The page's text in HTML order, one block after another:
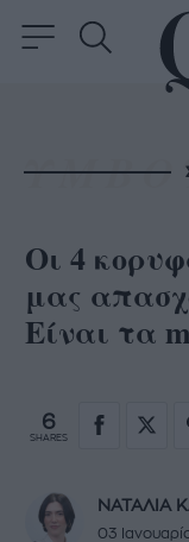
Οι 4
μας
Είναι τα
6
SHARES
ΝΑΤΑΛΙΑ
03